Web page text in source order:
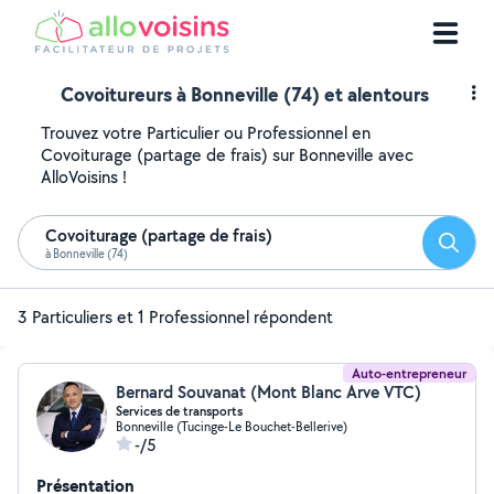
Covoitureurs à Bonneville (74) et alentours
Trouvez votre Particulier ou Professionnel en
Covoiturage (partage de frais) sur Bonneville avec
AlloVoisins !
Covoiturage (partage de frais)
à Bonneville (74)
3 Particuliers et 1 Professionnel répondent
Auto-entrepreneur
Bernard Souvanat (Mont Blanc Arve VTC)
Services de transports
Bonneville (Tucinge-Le Bouchet-Bellerive)
-/5
Présentation